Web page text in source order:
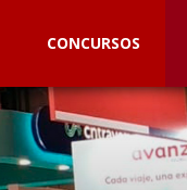
CONCURSOS